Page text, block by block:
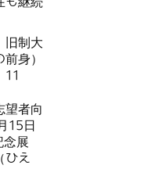
制大
身）
望者向
15日
念展
ひえ